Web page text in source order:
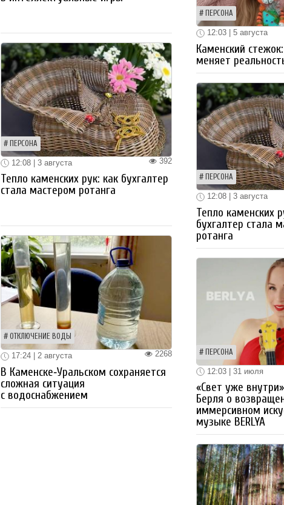
ПЕРСОНА
392
12:08 | 3 августа
Тепло каменских рук: как бухгалтер
стала мастером ротанга
ОТКЛЮЧЕНИЕ ВОДЫ
2268
17:24 | 2 августа
В Каменске‑Уральском сохраняется
сложная ситуация
с водоснабжением
ПЕРСОНА
12:03 | 5 августа
Каменский
меняет
ПЕРСОНА
12:08 | 3 августа
Тепло каменских
бухгалтер стала
ротанга
ПЕРСОНА
12:03 | 31 июля
«Свет уже
Берля о
иммерсивном
музыке BERLYA